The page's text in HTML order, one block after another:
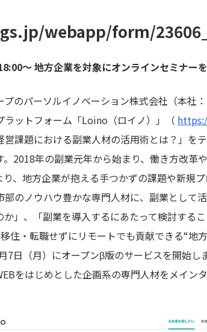
webapp/form/
～ 地方企業を対象にオンラインセミナー
のパーソルイノベーション株式会社（本社
ットフォーム「Loino（ロイノ）」（
課題における副業人材の活用術とは？」を
2018年の副業元年から始まり、働き方改革
、地方企業が抱える手つかずの課題や新規
のノウハウ豊かな専門人材に、副業として
」、「副業を導入するにあたって検討する
住・転職せずにリモートでも貢献できる“地
7日（月）にオープンβ版のサービスを開始
をはじめとした企画系の専門人材をメイン